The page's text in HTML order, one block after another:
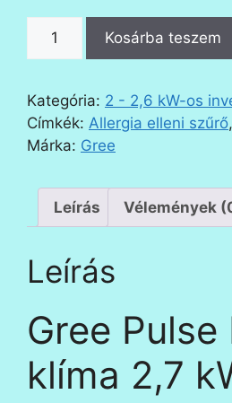
Gree
klíma
2,7
kW
Kosárba teszem
Kategória: 2 - 2,6 kW-os
Címkék: Allergia elleni szűrő,
Márka: Gree
Leírás Vélemények
Leírás
Gree Pulse
klíma 2,7